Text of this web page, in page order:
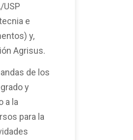
USP
e
y,
Agrisus.
de los
y
a la
para la